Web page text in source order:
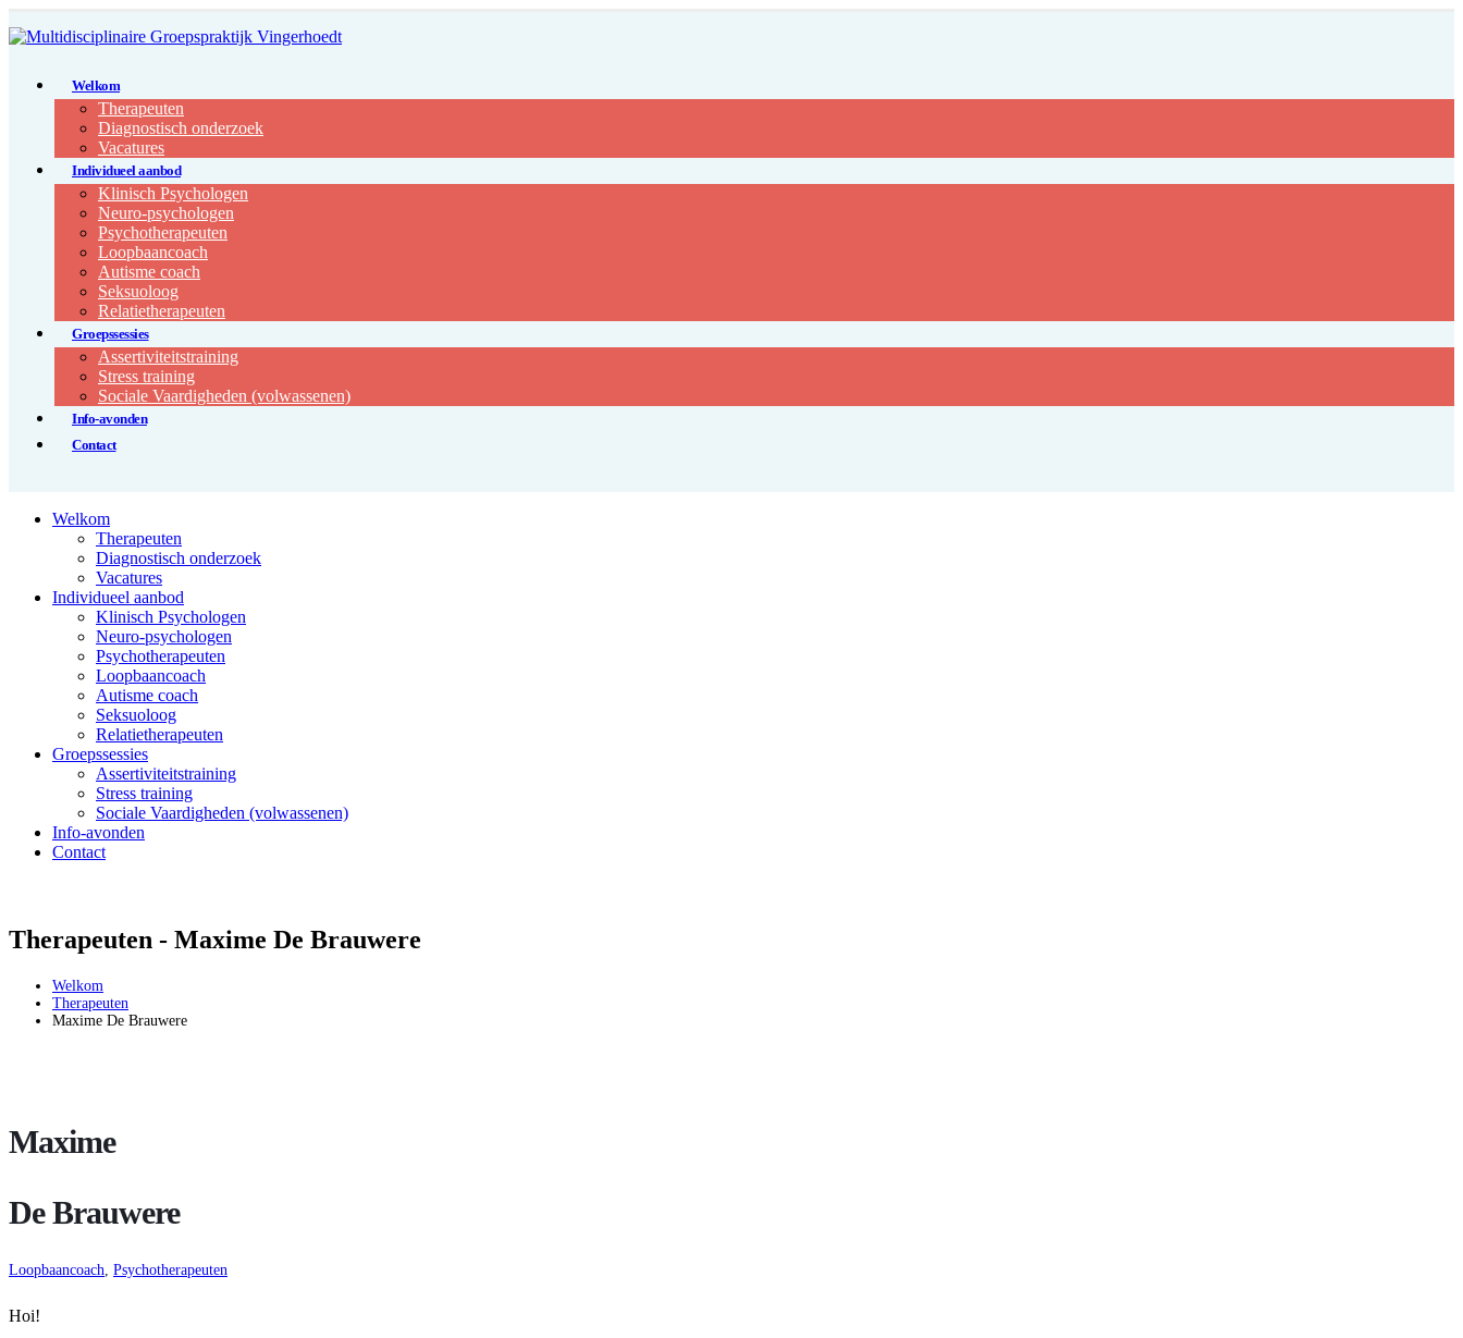
Welkom
Therapeuten
Diagnostisch onderzoek
Vacatures
Individueel aanbod
Klinisch Psychologen
Neuro-psychologen
Psychotherapeuten
Loopbaancoach
Autisme coach
Seksuoloog
Relatietherapeuten
Groepssessies
Assertiviteitstraining
Stress training
Sociale Vaardigheden (volwassenen)
Info-avonden
Contact
Welkom
Therapeuten
Diagnostisch onderzoek
Vacatures
Individueel aanbod
Klinisch Psychologen
Neuro-psychologen
Psychotherapeuten
Loopbaancoach
Autisme coach
Seksuoloog
Relatietherapeuten
Groepssessies
Assertiviteitstraining
Stress training
Sociale Vaardigheden (volwassenen)
Info-avonden
Contact
Therapeuten - Maxime De Brauwere
Welkom
Therapeuten
Maxime De Brauwere
Maxime
De Brauwere
Loopbaancoach, Psychotherapeuten
Hoi!